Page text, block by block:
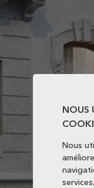
NOUS
Nous